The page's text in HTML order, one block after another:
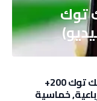
توك
أفضل يوزرات تيك توك 200+
خماسية